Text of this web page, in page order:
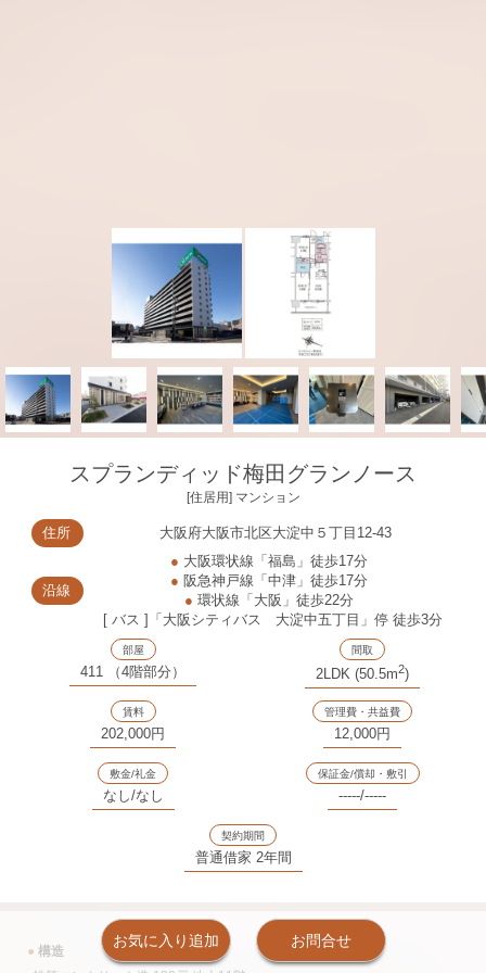
スプランディッド梅田グランノース
[住居用] マンション
住所 大阪府大阪市北区大淀中５丁目12-43
沿線
● 大阪環状線「福島」徒歩17分
● 阪急神戸線「中津」徒歩17分
● 環状線「大阪」徒歩22分
[ バス ]「大阪シティバス 大淀中五丁目」停 徒歩3分
部屋 間取
411 （4階部分） 2LDK (50.5m2)
賃料 管理費・共益費
202,000円 12,000円
敷金/礼金 保証金/償却・敷引
なし/なし -----/-----
契約期間
普通借家 2年間
● 構造
お気に入り追加 お問合せ